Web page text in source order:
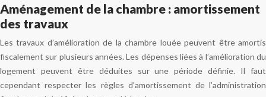
Aménagement de la chambre : amortissement
des travaux
Les travaux d’amélioration de la chambre louée peuvent être amortis
fiscalement sur plusieurs années. Les dépenses liées à l’amélioration du
logement peuvent être déduites sur une période définie. Il faut
cependant respecter les règles d’amortissement de l’administration